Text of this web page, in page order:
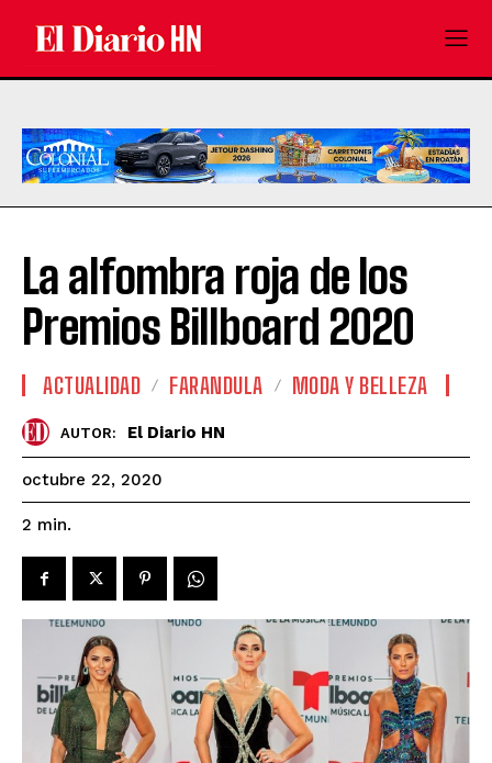
La alfombra roja de los
Premios Billboard 2020
ACTUALIDAD FARANDULA MODA Y BELLEZA
AUTOR: El Diario HN
octubre 22, 2020
2 min.